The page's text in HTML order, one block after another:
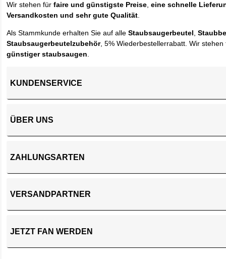
Wir stehen fürfaire und günstigste Preise,eine schnelle
Versandkosten und sehr gute Qualität.
Als Stammkunde erhalten Sie auf alleStaubsaugerbeutel,
Staubsaugerbeutelzubehör, 5% Wiederbestellerrabatt. Wir
günstiger staubsaugen.
KUNDENSERVICE
ÜBER UNS
ZAHLUNGSARTEN
VERSANDPARTNER
JETZT FAN WERDEN